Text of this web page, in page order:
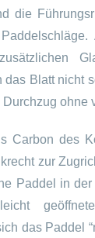
die
das Blatt nicht
ohne
Carbon des
zur
Paddel in
das Paddel